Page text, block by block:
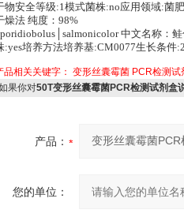
物安全等级:1模式菌株:no应用领域:菌
燥法 纯度：98%
中文名称：
:yes培养方法培养基:CM0077生长条
品相关关键字： 变形丝囊霉菌 PCR检测试
你对50T变形丝囊霉菌PCR检测试剂盒
产品：
您的单位：